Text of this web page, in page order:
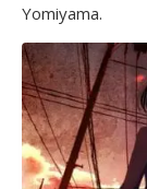
Yomiyama.